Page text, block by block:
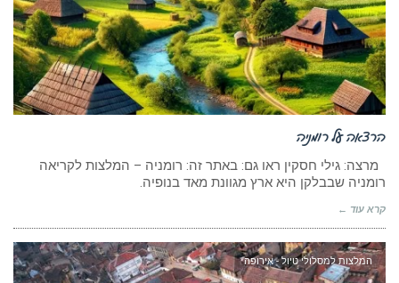
הרצאה על רומניה
מרצה: גילי חסקין ראו גם: באתר זה: רומניה – המלצות לקריאה
רומניה שבבלקן היא ארץ מגוונת מאד בנופיה.
קרא עוד ←
המלצות למסלולי טיול - אירופה